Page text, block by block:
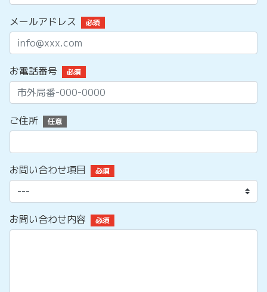
メールアドレス 必須
お電話番号 必須
ご住所 任意
お問い合わせ項目 必須
お問い合わせ内容 必須